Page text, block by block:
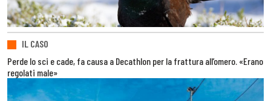
IL CASO
Perde lo sci e cade, fa causa a Decathlon per la frattura all’omero. «Erano
regolati male»